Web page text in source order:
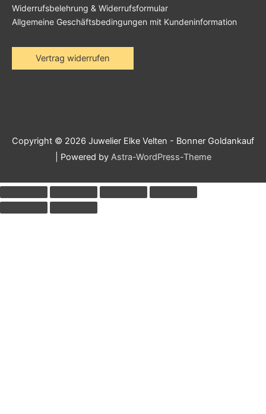
Widerrufsbelehrung & Widerrufsformular
Allgemeine Geschäftsbedingungen mit Kundeninformation
Vertrag widerrufen
Copyright © 2026 Juwelier Elke Velten - Bonner Goldankauf
| Powered by Astra-WordPress-Theme